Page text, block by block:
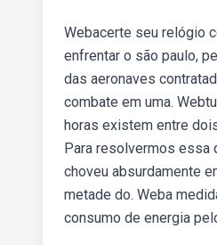
Webacerte seu relógio
enfrentar o são paulo,
das aeronaves
combate em uma.
horas existem entre
Para resolvermos essa
choveu absurdamente
metade do. Weba
consumo de energia